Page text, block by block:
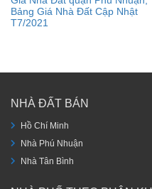
Bảng Giá Nhà Đất Cập Nhật
T7/2021